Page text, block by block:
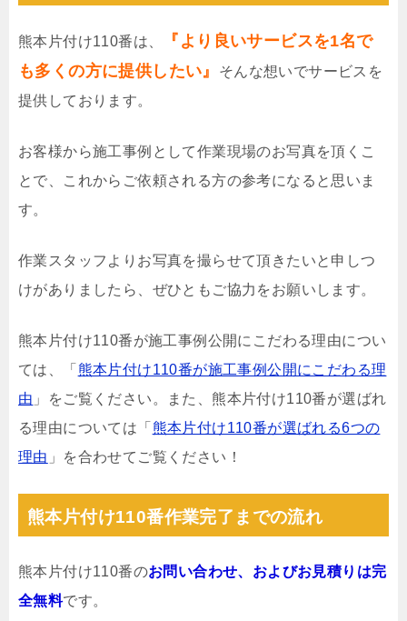
熊本片付け110番は、
『より良いサービスを1名で
も多くの方に提供したい』
そんな想いでサービスを
提供しております。
お客様から施工事例として作業現場のお写真を頂くこ
とで、これからご依頼される方の参考になると思いま
す。
作業スタッフよりお写真を撮らせて頂きたいと申しつ
けがありましたら、ぜひともご協力をお願いします。
熊本片付け110番が施工事例公開にこだわる理由につい
ては、「 熊本片付け110番が施工事例公開にこだわる理
由 」をご覧ください。また、熊本片付け110番が選ばれ
る理由については「 熊本片付け110番が選ばれる6つの
理由 」を合わせてご覧ください！
熊本片付け110番作業完了までの流れ
熊本片付け110番のお問い合わせ、およびお見積りは完
全無料です。